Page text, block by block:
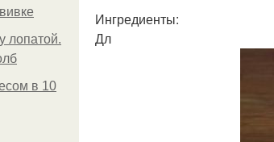
лопатой.
в 10
Ингредиенты:
Дл